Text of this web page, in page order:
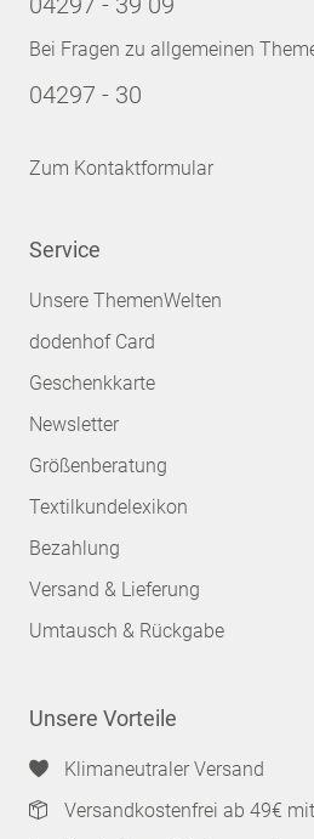
Bei Fragen zu allgemeinen
04297 - 30
Zum Kontaktformular
Service
Unsere ThemenWelten
dodenhof Card
Geschenkkarte
Newsletter
Größenberatung
Textilkundelexikon
Bezahlung
Versand & Lieferung
Umtausch & Rückgabe
Unsere Vorteile
Klimaneutraler Versand
Versandkostenfrei ab 49€